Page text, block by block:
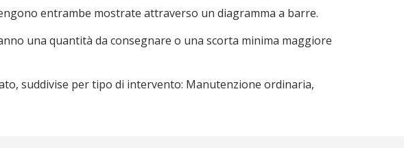
entrambe mostrate attraverso un diagramma a barre.
una quantità da consegnare o una scorta minima maggiore
suddivise per tipo di intervento: Manutenzione ordinaria,